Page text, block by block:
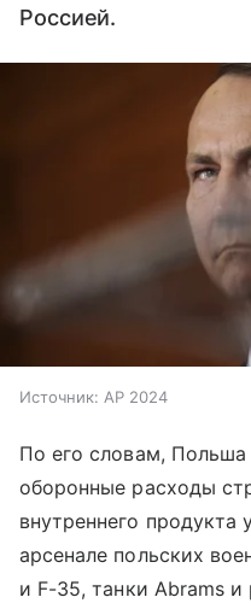
Россией.
Источник: AP 2024
По его словам,
оборонные расходы
внутреннего
арсенале польских
и F-35, танки Abrams